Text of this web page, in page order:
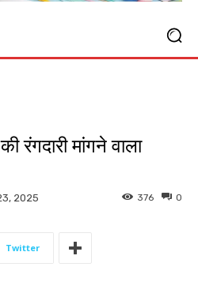
रंगदारी मांगने वाला
2025 0
376
Twitter